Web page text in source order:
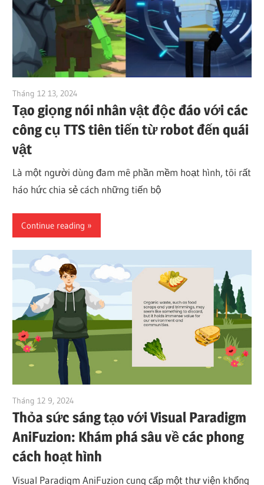
Tháng 12 13, 2024
Tạo giọng nói nhân vật độc đáo với các
công cụ TTS tiên tiến từ robot đến quái
vật
Là một người dùng đam mê phần mềm hoạt hình, tôi rất
háo hức chia sẻ cách những tiến bộ
Continue reading
Tháng 12 9, 2024
Thỏa sức sáng tạo với Visual Paradigm
AniFuzion: Khám phá sâu về các phong
cách hoạt hình
Visual Paradigm AniFuzion cung cấp một thư viện khổng